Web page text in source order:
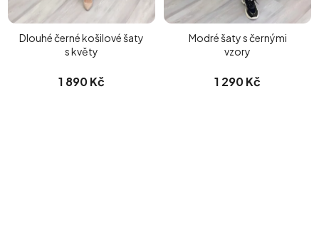
Dlouhé černé košilové šaty
s květy
1 890 Kč
Modré šaty s černými
vzory
1 290 Kč